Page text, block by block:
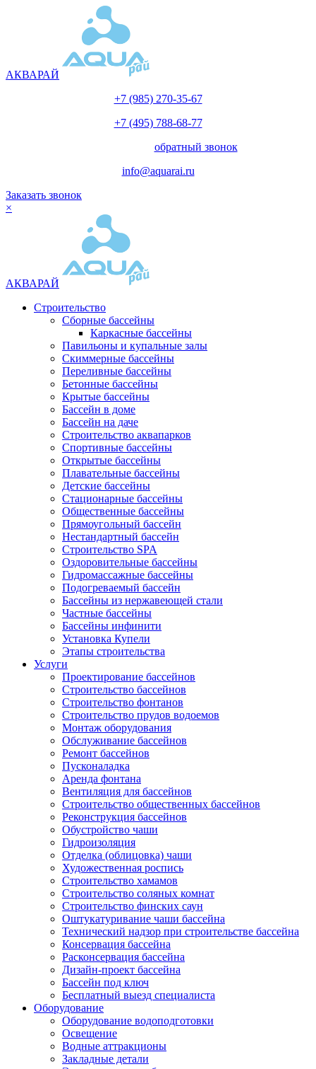
АКВАРАЙ
+7 (985) 270-35-67
+7 (495) 788-68-77
обратный звонок
info@aquarai.ru
Заказать звонок
×
АКВАРАЙ
Строительство
Сборные бассейны
Каркасные бассейны
Павильоны и купальные залы
Скиммерные бассейны
Переливные бассейны
Бетонные бассейны
Крытые бассейны
Бассейн в доме
Бассейн на даче
Строительство аквапарков
Спортивные бассейны
Открытые бассейны
Плавательные бассейны
Детские бассейны
Стационарные бассейны
Общественные бассейны
Прямоугольный бассейн
Нестандартный бассейн
Строительство SPA
Оздоровительные бассейны
Гидромассажные бассейны
Подогреваемый бассейн
Бассейны из нержавеющей стали
Частные бассейны
Бассейны инфинити
Установка Купели
Этапы строительства
Услуги
Проектирование бассейнов
Строительство бассейнов
Строительство фонтанов
Строительство прудов водоемов
Монтаж оборудования
Обслуживание бассейнов
Ремонт бассейнов
Пусконаладка
Аренда фонтана
Вентиляция для бассейнов
Строительство общественных бассейнов
Реконструкция бассейнов
Обустройство чаши
Гидроизоляция
Отделка (облицовка) чаши
Художественная роспись
Строительство хамамов
Строительство соляных комнат
Строительство финских саун
Оштукатуривание чаши бассейна
Технический надзор при строительстве бассейна
Консервация бассейна
Расконсервация бассейна
Дизайн-проект бассейна
Бассейн под ключ
Бесплатный выезд специалиста
Оборудование
Оборудование водоподготовки
Освещение
Водные аттракционы
Закладные детали